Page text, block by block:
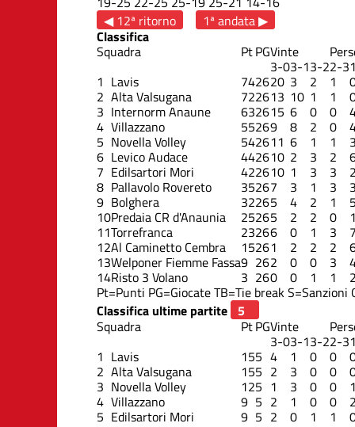
◀ 12ª ritorno
1ª andata ▶
Classifica
Squadra PtPGVinte
3-03-13-22-3
1 Lavis 742620 3 2 1
2 Alta Valsugana 722613 10 1 1
3 Internorm Anaune 632615 6 0 0
4 Villazzano 55269 8 2 0
5 Novella Volley 542611 6 1 1
6 Levico Audace 442610 2 3 2
7 Edilsartori Mori 422610 1 3 3
8 Pallavolo Rovereto 35267 3 1 3
9 Bolghera 32265 4 2 1
10Predaia CR d'Anaunia 25265 2 2 0
11Torrefranca 23266 0 1 3
12Al Caminetto Cembra 15261 2 2 2
13Welponer Fiemme Fassa9 262 0 0 3
14Risto 3 Volano 3 260 0 1 1
Pt=Punti PG=GiocateTB=Tie breakS=Sanzioni
Classifica ultime partite
Squadra
PtPGVinte
3-03-13-22-3
1 Lavis 155 4 1 0 0
2 Alta Valsugana 155 2 3 0 0
3 Novella Volley 125 1 3 0 0
4 Villazzano 9 5 2 1 0 0
5 Edilsartori Mori 9 5 2 0 1 1